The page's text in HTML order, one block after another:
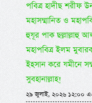
পবিত্র হাদীছ শরীফ
মহাসম্মানিত ও
হুযূর পাক ছল্লাল্লাহু
মহাপবিত্র ইলম
ইহসান করে যমীনে
সুবহানাল্লাহ!
২৯ জুলাই, ২০২৬ ১২:০০